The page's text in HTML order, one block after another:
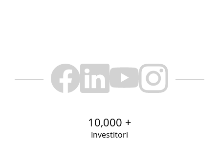
10,000 +
Investitori